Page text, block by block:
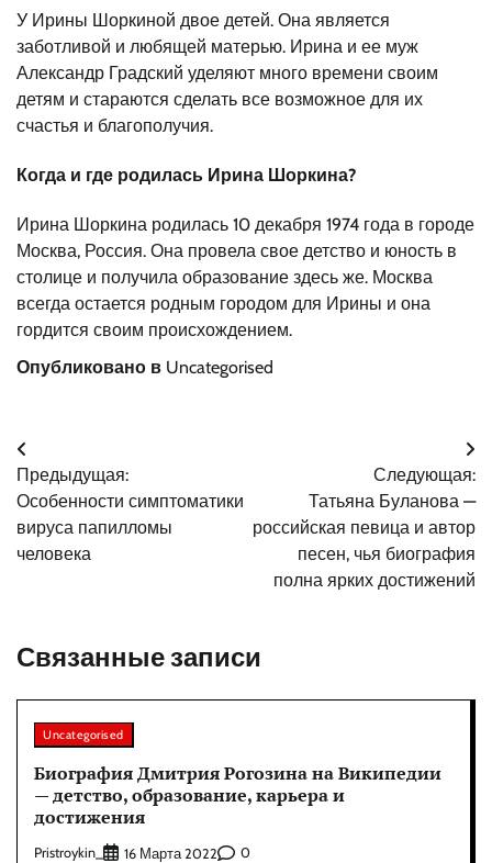
У Ирины Шоркиной двое детей. Она является
заботливой и любящей матерью. Ирина и ее муж
Александр Градский уделяют много времени своим
детям и стараются сделать все возможное для их
счастья и благополучия.
Когда и где родилась Ирина Шоркина?
Ирина Шоркина родилась 10 декабря 1974 года в городе
Москва, Россия. Она провела свое детство и юность в
столице и получила образование здесь же. Москва
всегда остается родным городом для Ирины и она
гордится своим происхождением.
Опубликовано в Uncategorised
Навигация
по
записям
Предыдущая:
Особенности симптоматики
вируса папилломы
человека
Следующая:
Татьяна Буланова —
российская певица и автор
песен, чья биография
полна ярких достижений
Связанные записи
Uncategorised
Биография Дмитрия Рогозина на Википедии
— детство, образование, карьера и
достижения
Pristroykin_ 16 Марта 2022 0